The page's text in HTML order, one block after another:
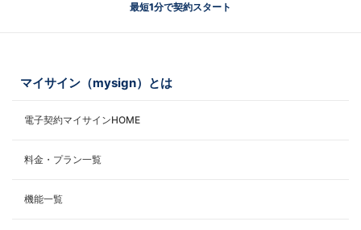
最短1分で契約スタート
マイサイン（mysign）とは
電子契約マイサインHOME
料金・プラン一覧
機能一覧